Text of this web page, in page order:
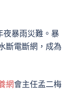
暴雨災難。暴
斷電斷網，成為
網會主任孟二梅